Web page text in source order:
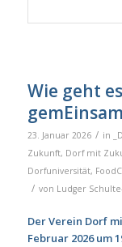
Wie geht
23. Januar 2026 / in
Zukunft, Dorf mit
Dorfuniversität,
/ von Ludger
Der Verein Dorf
Februar 2026 um